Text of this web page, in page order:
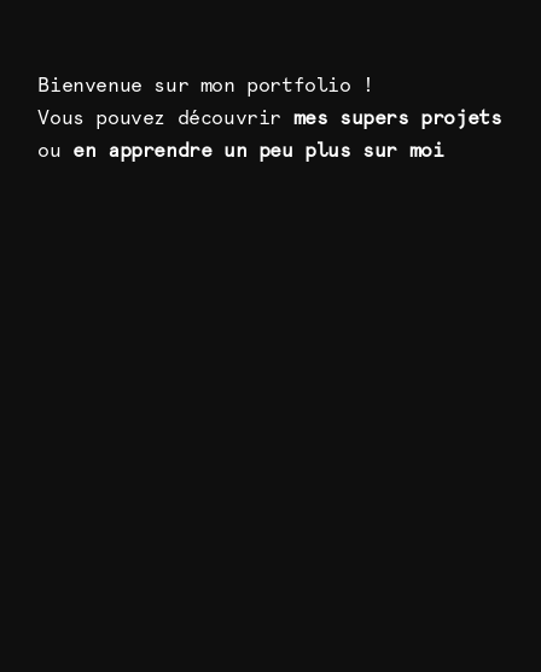
Bienvenue sur mon portfolio !
Vous pouvez découvrir mes supers projets
ou en apprendre un peu plus sur moi